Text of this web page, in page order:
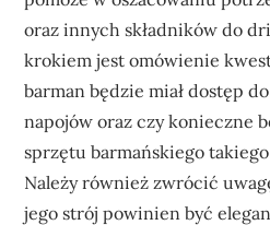
oraz innych składników do
krokiem jest omówienie
barman będzie miał dostęp
napojów oraz czy konieczne
sprzętu barmańskiego
Należy również zwrócić
jego strój powinien być